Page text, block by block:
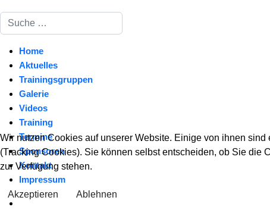
Suchen
Home
Aktuelles
Trainingsgruppen
Galerie
Videos
Training
Termine
Sponsoren
Kontakt
Impressum
Wir nutzen Cookies auf unserer Website. Einige von ihnen
(Tracking Cookies). Sie können selbst entscheiden, ob Sie
zur Verfügung stehen.
Akzeptieren
Ablehnen